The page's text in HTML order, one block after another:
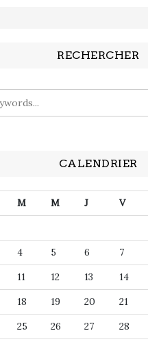
RECHERCHER
CALENDRIER
M M J V
4 5 6 7
11 12 13 14
18 19 20 21
25 26 27 28